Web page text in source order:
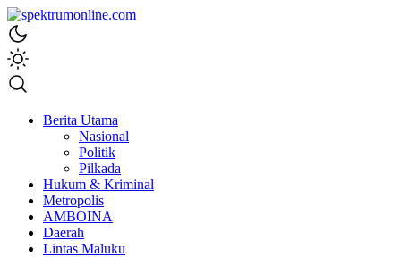
spektrumonline.com
Berita Utama
Nasional
Politik
Pilkada
Hukum & Kriminal
Metropolis
AMBOINA
Daerah
Lintas Maluku